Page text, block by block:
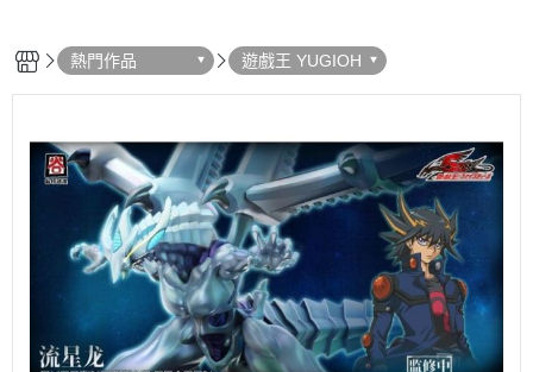
熱門作品 遊戲王 YUGIOH